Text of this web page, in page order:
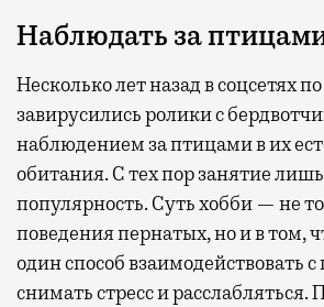
Наблюдать за
Несколько лет назад в соцсетях
завирусились ролики с
наблюдением за птицами в их
обитания. С тех пор занятие
популярность. Суть хобби — не
поведения пернатых, но и в том,
один способ взаимодействовать
снимать стресс и